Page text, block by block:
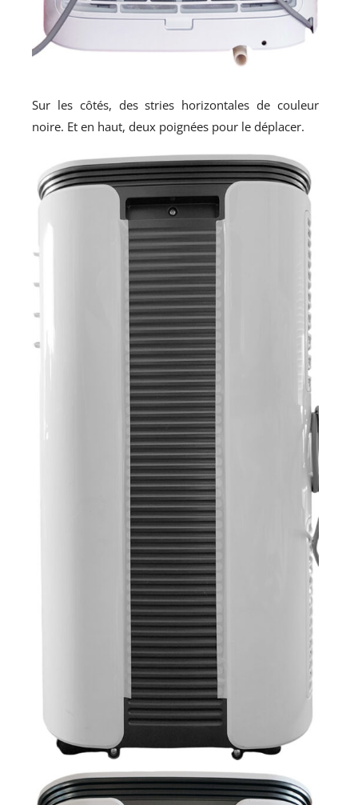
Sur les côtés, des stries horizontales de couleur
noire. Et en haut, deux poignées pour le déplacer.